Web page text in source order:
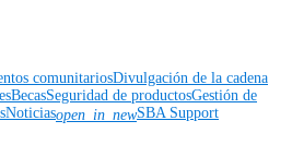
comunitariosDivulgación de la cadena
BecasSeguridad de productosGestión de
Noticiasopen_in_newSBA Support